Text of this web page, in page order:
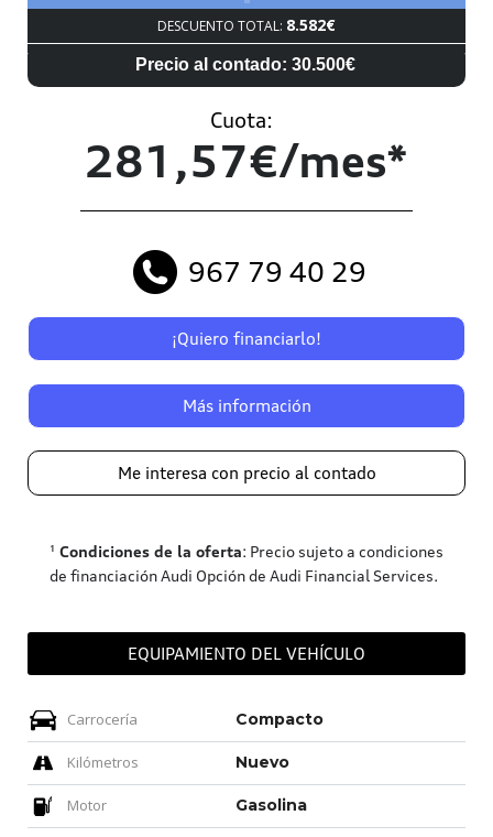
DESCUENTO TOTAL: 8.582€
Precio al contado: 30.500€
Cuota:
281,57€/mes*
967 79 40 29
¡Quiero financiarlo!
Más información
Me interesa con precio al contado
¹ Condiciones de la oferta: Precio sujeto a condiciones
de financiación Audi Opción de Audi Financial Services.
EQUIPAMIENTO DEL VEHÍCULO
Carrocería Compacto
Kilómetros Nuevo
Motor Gasolina